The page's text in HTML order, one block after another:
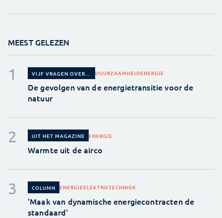
MEEST GELEZEN
VIJF VRAGEN OVER... DUURZAAMHEIDENERGIE
De gevolgen van de energietransitie voor de
natuur
UIT HET MAGAZINE ENERGIE
Warmte uit de airco
COLUMN ENERGIEELEKTROTECHNIEK
'Maak van dynamische energiecontracten de
standaard'